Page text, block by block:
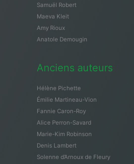
Samuël Robert
Maeva Kleit
Amy Rioux
Anatole Demougin
Anciens auteurs
Hélène Pichette
Émilie Martineau-Vion
Fannie Caron-Roy
Alice Perron-Savard
Marie-Kim Robinson
Denis Lambert
Solenne d’Arnoux de Fleury